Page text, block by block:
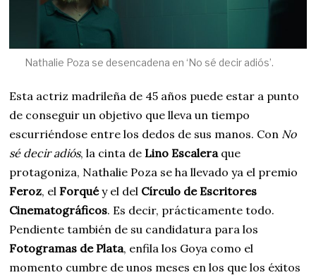
Nathalie Poza se desencadena en ‘No sé decir adiós’.
Esta actriz madrileña de 45 años puede estar a punto
de conseguir un objetivo que lleva un tiempo
escurriéndose entre los dedos de sus manos. Con No
sé decir adiós, la cinta de Lino Escaleraque
protagoniza, Nathalie Poza se ha llevado ya el premio
Feroz, el Forquéy el del Círculo de Escritores
Cinematográficos. Es decir, prácticamente todo.
Pendiente también de su candidatura para los
Fotogramas de Plata, enfila los Goya como el
momento cumbre de unos meses en los que los éxitos